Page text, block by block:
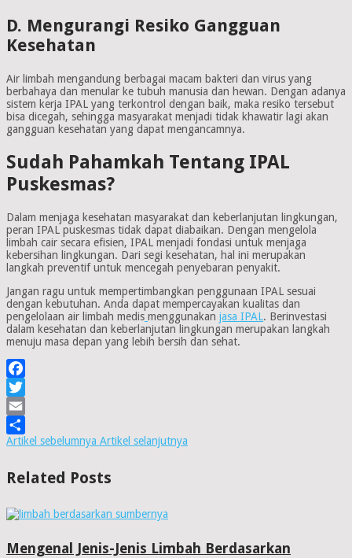
D. Mengurangi Resiko Gangguan
Kesehatan
Air limbah mengandung berbagai macam bakteri dan virus yang
berbahaya dan menular ke tubuh manusia dan hewan. Dengan adanya
sistem kerja IPAL yang terkontrol dengan baik, maka resiko tersebut
bisa dicegah, sehingga masyarakat menjadi tidak khawatir lagi akan
gangguan kesehatan yang dapat mengancamnya.
Sudah Pahamkah Tentang IPAL
Puskesmas?
Dalam menjaga kesehatan masyarakat dan keberlanjutan lingkungan,
peran IPAL puskesmas tidak dapat diabaikan. Dengan mengelola
limbah cair secara efisien, IPAL menjadi fondasi untuk menjaga
kebersihan lingkungan. Dari segi kesehatan, hal ini merupakan
langkah preventif untuk mencegah penyebaran penyakit.
Jangan ragu untuk mempertimbangkan penggunaan IPAL sesuai
dengan kebutuhan. Anda dapat mempercayakan kualitas dan
pengelolaan air limbah medis menggunakan jasa IPAL. Berinvestasi
dalam kesehatan dan keberlanjutan lingkungan merupakan langkah
menuju masa depan yang lebih bersih dan sehat.
Facebook
Twitter
Email
Share
Artikel sebelumnya Artikel selanjutnya
Related Posts
Mengenal Jenis-Jenis Limbah Berdasarkan